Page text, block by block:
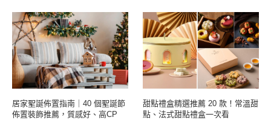
居家聖誕佈置指南｜40 個聖誕節
佈置裝飾推薦，質感好、高CP
甜點禮盒精選推薦 20 款！常溫甜
點、法式甜點禮盒一次看